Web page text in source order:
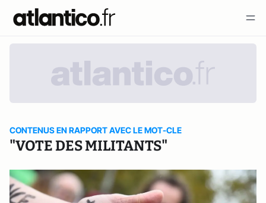
CONTENUS EN RAPPORT AVEC LE MOT-CLE
"VOTE DES MILITANTS"